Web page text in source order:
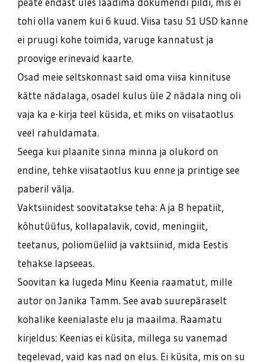
tohi olla vanem kui 6 kuud. Viisa tasu 51 USD kanne
ei pruugi kohe toimida, varuge kannatust ja
proovige erinevaid kaarte.
Osad meie seltskonnast said oma viisa kinnituse
kätte nädalaga, osadel kulus üle 2 nädala ning oli
vaja ka e-kirja teel küsida, et miks on viisataotlus
veel rahuldamata.
Seega kui plaanite sinna minna ja olukord on
endine, tehke viisataotlus kuu enne ja printige see
paberil välja.
Vaktsiinidest soovitatakse teha: A ja B hepatiit,
kõhutüüfus, kollapalavik, covid, meningiit,
teetanus, poliomüeliid ja vaktsiinid, mida Eestis
tehakse lapseeas.
Soovitan ka lugeda Minu Keenia raamatut, mille
autor on Janika Tamm. See avab suurepäraselt
kohalike keenialaste elu ja maailma. Raamatu
kirjeldus: Keenias ei küsita, millega su vanemad
tegelevad, vaid kas nad on elus. Ei küsita, mis on su